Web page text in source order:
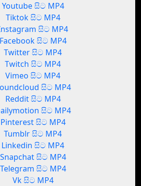
Youtube සිට MP4
Tiktok සිට MP4
සිට MP4
Facebook සිට MP4
Twitter සිට MP4
Twitch සිට MP4
Vimeo සිට MP4
සිට MP4
Reddit සිට MP4
සිට MP4
Pinterest සිට MP4
Tumblr සිට MP4
Linkedin සිට MP4
Snapchat සිට MP4
Telegram සිට MP4
Vk සිට MP4